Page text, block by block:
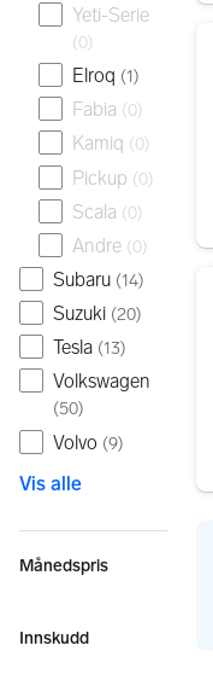
Yeti-Serie
(0)
Elroq (1)
Fabia (0)
Kamiq (0)
Pickup (0)
Scala (0)
Andre (0)
Subaru (14)
Suzuki (20)
Tesla (13)
Volkswagen
(50)
Volvo (9)
Vis alle
Månedspris
Innskudd